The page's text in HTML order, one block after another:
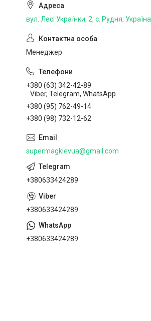
вул. Лесі Українки, 2, с. Рудня, Україна
Менеджер
+380 (63) 342-42-89
Viber, Telegram, WhatsApp
+380 (95) 762-49-14
+380 (98) 732-12-62
supermagkievua@gmail.com
+380633424289
+380633424289
+380633424289